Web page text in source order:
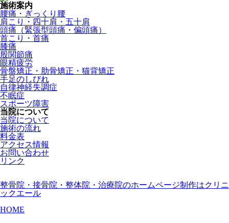
施術案内
腰痛・ぎっくり腰
肩こり・四十肩・五十肩
頭痛（緊張型頭痛・偏頭痛）
首こり・首痛
膝痛
股関節痛
眼精疲労
骨盤矯正・肋骨矯正・猫背矯正
手足のしびれ
自律神経失調症
不眠症
スポーツ障害
当院について
当院について
施術の流れ
料金表
アクセス情報
お問い合わせ
リンク
整骨院・接骨院・整体院・治療院のホームページ制作はクリニ
ックエール
HOME